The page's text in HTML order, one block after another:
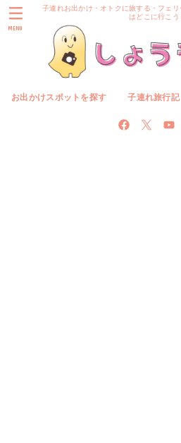
子連れお出かけ・オトクに旅する・フェ
はどこに行こう
お出かけスポットを探す 子連れ旅行記
MENU